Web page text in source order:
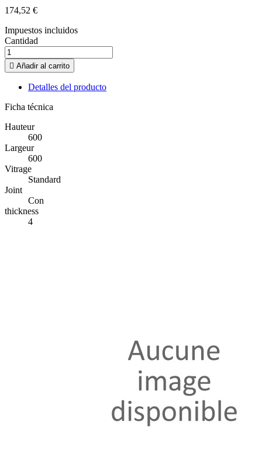
174,52 €
Impuestos incluidos
Cantidad
 Añadir al carrito
Detalles del producto
Ficha técnica
Hauteur
600
Largeur
600
Vitrage
Standard
Joint
Con
thickness
4